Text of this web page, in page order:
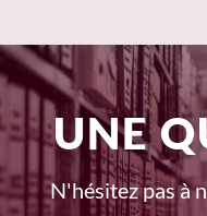
UNE
N'hésitez pas à